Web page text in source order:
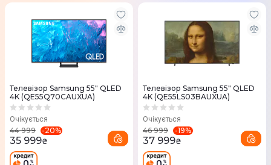
Телевізор Samsung 55" QLED
4K (QE55Q70CAUXUA)
Очікується
44 999 -20%
35 999₴
Телевізор Samsung 55" QLED
4K (QE55LS03BAUXUA)
Очікується
46 999 -19%
37 999₴